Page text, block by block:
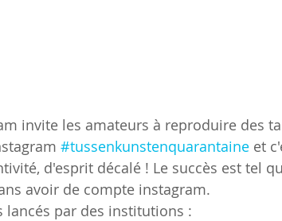
invite les amateurs à reproduire des
#tussenkunstenquarantaine et
d'esprit décalé ! Le succès est tel
avoir de compte instagram.
lancés par des institutions :